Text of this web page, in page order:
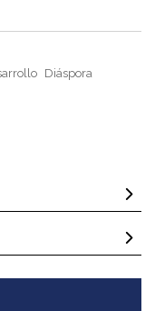
Diáspora